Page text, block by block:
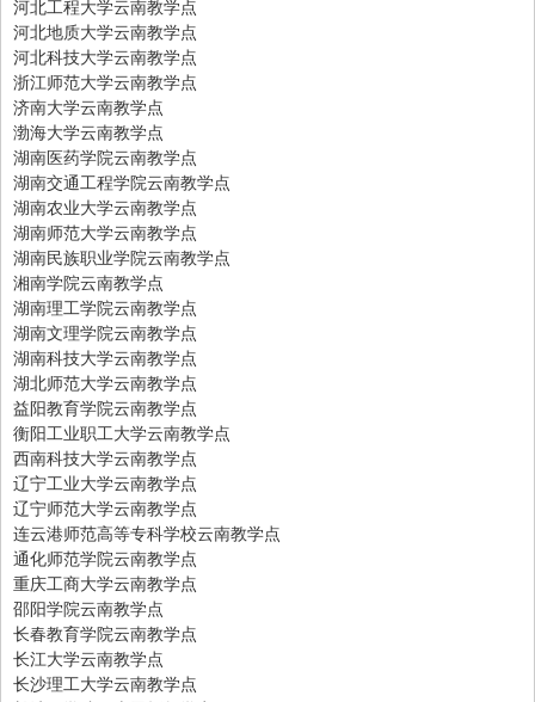
河北工程大学云南教学点
河北地质大学云南教学点
河北科技大学云南教学点
浙江师范大学云南教学点
济南大学云南教学点
渤海大学云南教学点
湖南医药学院云南教学点
湖南交通工程学院云南教学点
湖南农业大学云南教学点
湖南师范大学云南教学点
湖南民族职业学院云南教学点
湘南学院云南教学点
湖南理工学院云南教学点
湖南文理学院云南教学点
湖南科技大学云南教学点
湖北师范大学云南教学点
益阳教育学院云南教学点
衡阳工业职工大学云南教学点
西南科技大学云南教学点
辽宁工业大学云南教学点
辽宁师范大学云南教学点
连云港师范高等专科学校云南教学点
通化师范学院云南教学点
重庆工商大学云南教学点
邵阳学院云南教学点
长春教育学院云南教学点
长江大学云南教学点
长沙理工大学云南教学点